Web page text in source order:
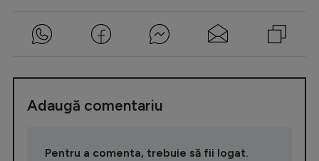
Adaugă comentariu
Pentru a comenta, trebuie să fii logat.